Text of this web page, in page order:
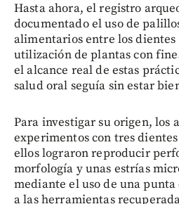
Hasta ahora, el registro
documentado el uso de
alimentarios entre los dientes
utilización de plantas con
el alcance real de estas
salud oral seguía sin estar
Para investigar su origen, los
experimentos con tres
ellos lograron reproducir
morfología y unas estrías
mediante el uso de una
a las herramientas